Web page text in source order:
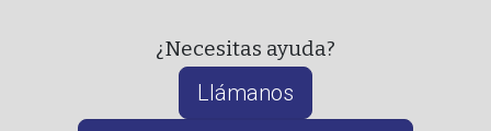
¿Necesitas ayuda?
Llámanos